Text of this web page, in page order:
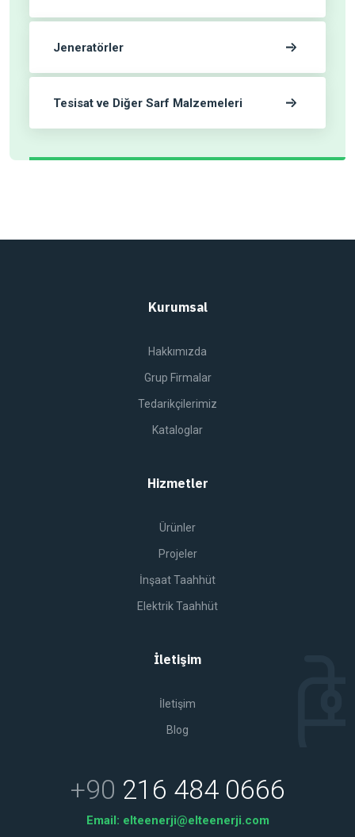
Jeneratörler
Tesisat ve Diğer Sarf Malzemeleri
Kurumsal
Hakkımızda
Grup Firmalar
Tedarikçilerimiz
Kataloglar
Hizmetler
Ürünler
Projeler
İnşaat Taahhüt
Elektrik Taahhüt
İletişim
İletişim
Blog
+90 216 484 0666
Email: elteenerji@elteenerji.com